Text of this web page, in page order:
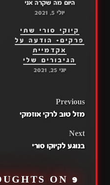
היום מה שקרה אני
מצטער על זה בואו לא
להווה בקיצור אחלה פרק
יש בפרק מאוד הרבה
קומדיה אני מאוד (כמו
תמיד) נהניתי לתרגם
אותה. אבל זה היה…
יולי 5, 2021
קיוקי סורי שתי
פרקים+ הודעה על
אקדמיית
הגיבורים שלי
יוני 25, 2021
POST
Previous
מזל טוב לרקי אוזמקי
Next
בנוגע לקיוקו סורי
9 THOUGHTS ON “